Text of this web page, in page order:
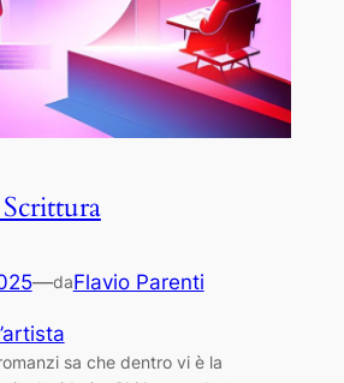
—daFlavio Parenti
sa che dentro vi è la